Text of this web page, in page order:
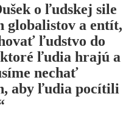
o ľudskej sile
globalistov a entít,
ľudstvo do
ľudia hrajú a
nechať
aby ľudia pocítili